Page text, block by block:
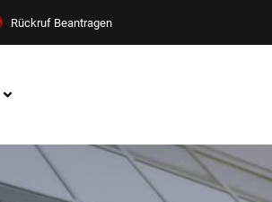
Rückruf Beantragen